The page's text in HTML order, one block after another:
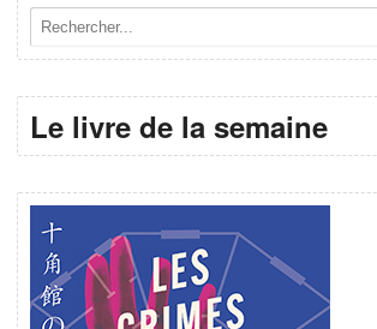
Le livre de la semaine